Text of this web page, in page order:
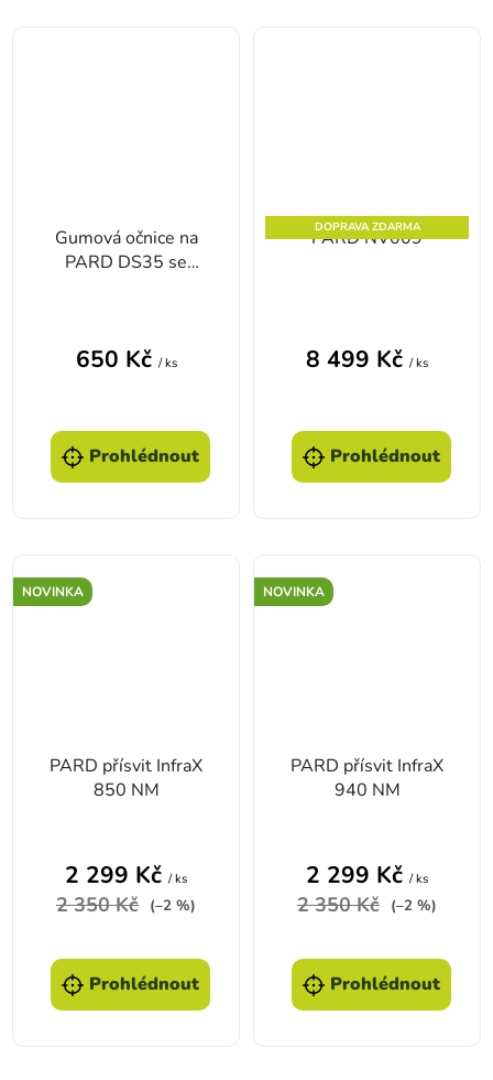
Gumová očnice na
PARD DS35 se
650 Kč / ks
Prohlédnout
DOPRAVA ZDARMA
PARD NV009
8 499 Kč / ks
Prohlédnout
NOVINKA
PARD přísvit InfraX
850 NM
2 299 Kč / ks
2 350 Kč (–2 %)
Prohlédnout
NOVINKA
PARD přísvit InfraX
940 NM
2 299 Kč / ks
2 350 Kč (–2 %)
Prohlédnout